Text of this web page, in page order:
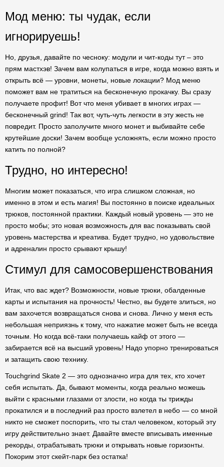
Мод меню: ты чудак, если
игнорируешь!
Но, друзья, давайте по чесноку: модули и чит-коды тут – это
прям мастхэв! Зачем вам колупаться в игре, когда можно взять и
открыть всё — уровни, монеты, новые локации? Мод меню
поможет вам не тратиться на бесконечную прокачку. Вы сразу
получаете профит! Вот что меня убивает в многих играх —
бесконечный grind! Так вот, чуть-чуть легкости в эту жесть не
повредит. Просто заполучите много монет и выбивайте себе
крутейшие доски! Зачем вообще усложнять, если можно просто
катить по полной?
Трудно, но интересно!
Многим может показаться, что игра слишком сложная, но
именно в этом и есть магия! Вы постоянно в поиске идеальных
трюков, постоянной практики. Каждый новый уровень — это не
просто мобы; это новая возможность для вас показывать свой
уровень мастерства и креатива. Будет трудно, но удовольствие
и адреналин просто срывают крышу!
Стимул для самосовершенствования
Итак, что вас ждет? Возможности, новые трюки, обалденные
карты и испытания на прочность! Честно, вы будете злиться, но
вам захочется возвращаться снова и снова. Лично у меня есть
небольшая неприязнь к тому, что нажатие может быть не всегда
точным. Но когда всё-таки получаешь кайф от этого —
забирается всё на высший уровень! Надо упорно тренироваться
и затащить свою технику.
Touchgrind Skate 2 — это однозначно игра для тех, кто хочет
себя испытать. Да, бывают моменты, когда реально можешь
выйти с красными глазами от злости, но когда ты трижды
прокатился и в последний раз просто взлетел в небо — со мной
никто не сможет поспорить, что ты стал человеком, который эту
игру действительно знает. Давайте вместе вписывать именные
рекорды, отрабатывать трюки и открывать новые горизонты.
Покорим этот скейт-парк без остатка!